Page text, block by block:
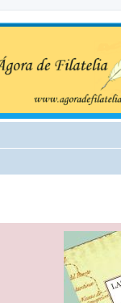
lo que se tercie. Ágora